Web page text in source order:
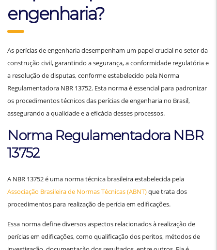
engenharia?
As perícias de engenharia desempenham um papel crucial no setor da
construção civil, garantindo a segurança, a conformidade regulatória e
a resolução de disputas, conforme estabelecido pela Norma
Regulamentadora NBR 13752. Esta norma é essencial para padronizar
os procedimentos técnicos das perícias de engenharia no Brasil,
assegurando a qualidade e a eficácia desses processos.
Norma Regulamentadora NBR
13752
A NBR 13752 é uma norma técnica brasileira estabelecida pela
Associação Brasileira de Normas Técnicas (ABNT)que trata dos
procedimentos para realização de perícia em edificações.
Essa norma define diversos aspectos relacionados à realização de
perícias em edificações, como qualificação dos peritos, métodos de